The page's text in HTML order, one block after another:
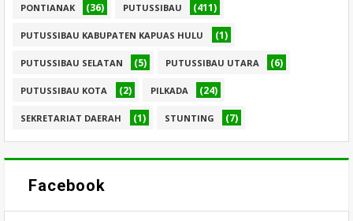
PONTIANAK (36) PUTUSSIBAU (411)
PUTUSSIBAU KABUPATEN KAPUAS HULU (1)
PUTUSSIBAU SELATAN (5) PUTUSSIBAU UTARA (6)
PUTUSSIBAU KOTA (2) PILKADA (24)
SEKRETARIAT DAERAH (1) STUNTING (7)
Facebook